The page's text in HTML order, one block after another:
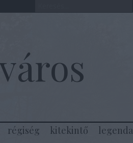
régiség kitekintő legenda